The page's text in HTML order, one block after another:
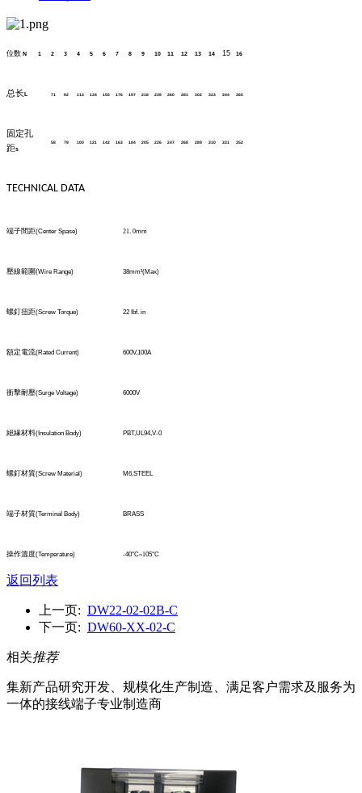
位数 N 1 2 3 4 5 6 7 8 9 10 11 12 13 14 15 16
总长 71 92 113 134 155 176 197 218 239 260 281 302 323 344 365
固定孔
距s
58 79 100 121 142 163 184 205 226 247 268 289 310 331 352
TECHNICAL DATA
端子間距(Center Spase) 21. 0mm
壓線範圍(Wire Range) 38mm²(Max)
螺釘扭距(Screw Torque) 22 Ibf. in
額定電流(Rated Current) 600V,100A
衝擊耐壓(Surge Voltage) 6000V
絕緣材料(Insulation Body) PBT,UL94,V-0
螺釘材質(Screw Material) M6,STEEL
端子材質(TerminaI Body) BRASS
操作溫度(Temperature) -40°C~105°C
返回列表
上一页: DW22-02-02B-C
下一页: DW60-XX-02-C
相关推荐
集新产品研究开发、规模化生产制造、满足客户需求及服务为
一体的接线端子专业制造商